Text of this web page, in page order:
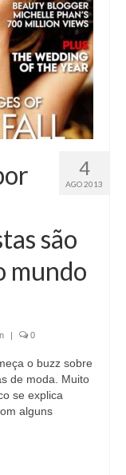
4
AGO 2013
são
mundo
| 0
o buzz sobre
de moda. Muito
se explica
alguns